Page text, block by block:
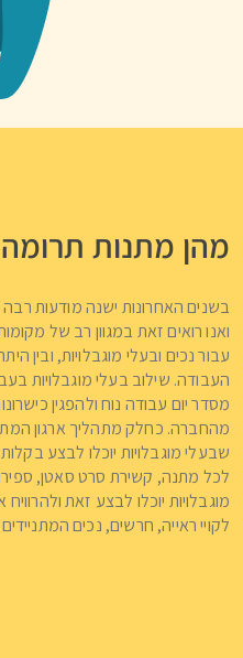
מהן מתנות
בשנים האחרונות ישנה מודעות
ואנו רואים זאת במגוון רב של
עבור נכים ובעלי מוגבלויות, ובין
העבודה. שילוב בעלי מוגבלויות
מסדר יום עבודה נוח ולהפגין
מהחברה. כחלק מתהליך ארגון
שבעלי מוגבלויות יוכלו לבצע
לכל מתנה, קשירת סרט סאטן,
מוגבלויות יוכלו לבצע זאת
לקויי ראייה, חרשים, נכים